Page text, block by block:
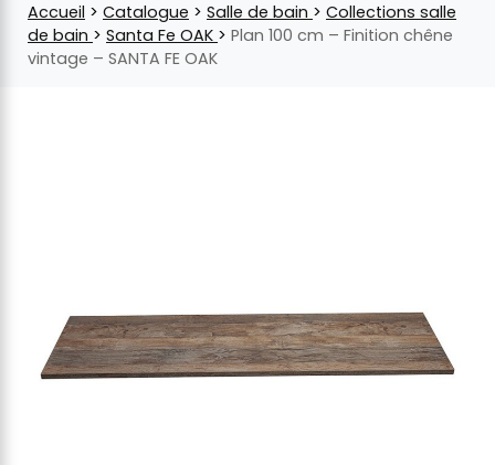
Accueil > Catalogue > Salle de bain > Collections salle
de bain > Santa Fe OAK > Plan 100 cm – Finition chêne
vintage – SANTA FE OAK